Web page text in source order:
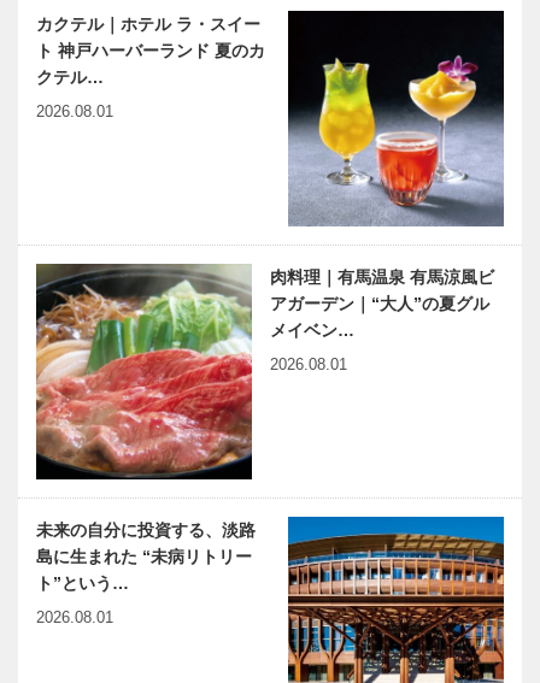
「会いに行け
るアイドル」
さい～ ゲス
ト：萩原 英
治さん
神戸偉人伝外伝 ～知られ
木のすまいプ
ロジェクト｜
平尾工務店｜
畳編｜Vol.1
NEKOBE｜
vol.47｜
SONE（ソ
ネ）
カクテル｜ホテル ラ・スイー
ト 神戸ハーバーランド 夏のカ
クテル…
2026.08.01
肉料理｜有馬温泉 有馬涼風ビ
アガーデン｜“大人”の夏グル
メイベン…
2026.08.01
未来の自分に投資する、淡路
島に生まれた “未病リトリー
ト”という…
2026.08.01